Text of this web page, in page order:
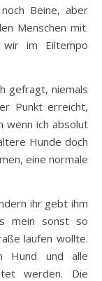
Beine, aber
Menschen mit.
im Eiltempo
gefragt, niemals
Punkt erreicht,
wenn ich absolut
Hunde doch
eine normale
ihr gebt ihm
mein sonst so
laufen wollte.
Hund und alle
werden. Die